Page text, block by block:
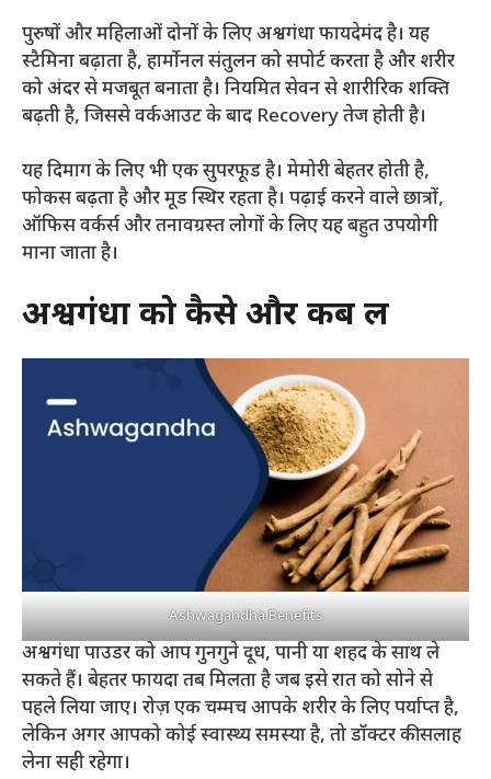
पुरुषों और महिलाओं दोनों के लिए अश्वगंधा फायदेमंद है। यह
स्टैमिना बढ़ाता है, हार्मोनल संतुलन को सपोर्ट करता है और शरीर
को अंदर से मजबूत बनाता है। नियमित सेवन से शारीरिक शक्ति
बढ़ती है, जिससे वर्कआउट के बाद Recovery तेज होती है।
यह दिमाग के लिए भी एक सुपरफूड है। मेमोरी बेहतर होती है,
फोकस बढ़ता है और मूड स्थिर रहता है। पढ़ाई करने वाले छात्रों,
ऑफिस वर्कर्स और तनावग्रस्त लोगों के लिए यह बहुत उपयोगी
माना जाता है।
अश्वगंधा को कैसे और कब लें
Ashwagandha Benefits
अश्वगंधा पाउडर को आप गुनगुने दूध, पानी या शहद के साथ ले
सकते हैं। बेहतर फायदा तब मिलता है जब इसे रात को सोने से
पहले लिया जाए। रोज़ एक चम्मच आपके शरीर के लिए पर्याप्त है,
लेकिन अगर आपको कोई स्वास्थ्य समस्या है, तो डॉक्टर की सलाह
लेना सही रहेगा।